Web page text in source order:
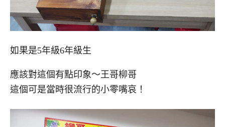
如果是5年級6年級生
應該對這個有點印象～王哥柳哥
這個可是當時很流行的小零嘴哀！